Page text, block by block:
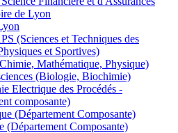
de Lyon
(Sciences et Techniques des
et Sportives)
Mathématique, Physique)
(Biologie, Biochimie)
Electrique des Procédés -
composante)
(Département Composante)
(Département Composante)